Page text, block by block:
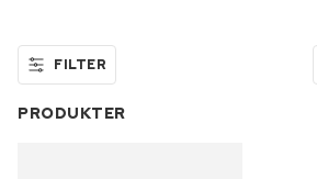
FILTER
PRODUKTER